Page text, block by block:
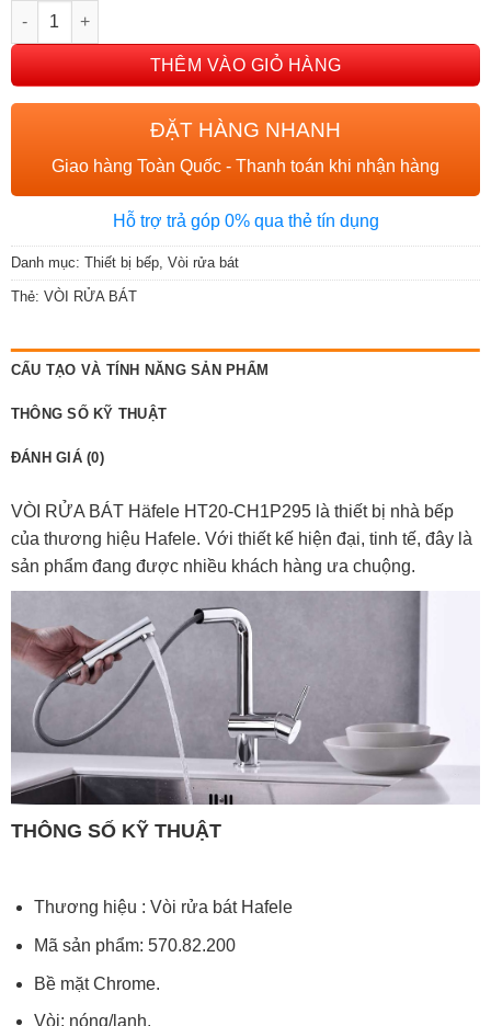
VÒI RỬA BÁT Häfele HT20-CH1P295 số lượng
THÊM VÀO GIỎ HÀNG
ĐẶT HÀNG NHANH
Giao hàng Toàn Quốc - Thanh toán khi nhận hàng
Hỗ trợ trả góp 0% qua thẻ tín dụng
Danh mục: Thiết bị bếp, Vòi rửa bát
Thẻ: VÒI RỬA BÁT
CẤU TẠO VÀ TÍNH NĂNG SẢN PHẨM
THÔNG SỐ KỸ THUẬT
ĐÁNH GIÁ (0)
VÒI RỬA BÁT Häfele HT20-CH1P295 là thiết bị nhà bếp
của thương hiệu Hafele. Với thiết kế hiện đại, tinh tế, đây là
sản phẩm đang được nhiều khách hàng ưa chuộng.
THÔNG SỐ KỸ THUẬT
Thương hiệu : Vòi rửa bát Hafele
Mã sản phẩm: 570.82.200
Bề mặt Chrome.
Vòi: nóng/lạnh.